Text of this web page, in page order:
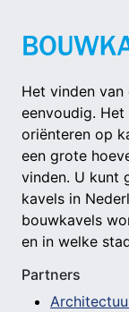
Het vinden
eenvoudig.
oriënteren op
een grote
vinden. U kunt
kavels in
bouwkavels
en in welke
Partners